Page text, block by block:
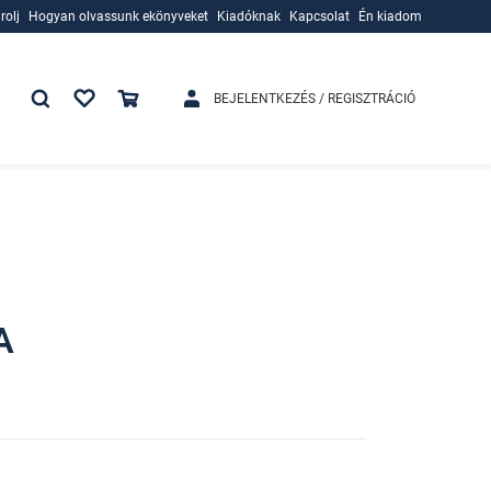
Hogyan olvassunk ekönyveket
Kiadóknak
Kapcsolat Én kiadom
BEJELENTKEZÉS / REGISZTRÁCIÓ